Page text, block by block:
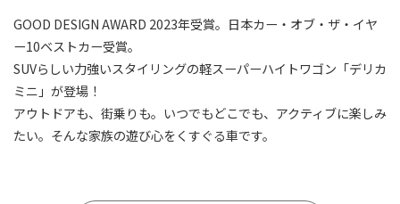
GOOD DESIGN AWARD 2023年受賞。日本カー・オブ・ザ・イヤ
ー10ベストカー受賞。
SUVらしい力強いスタイリングの軽スーパーハイトワゴン「デリカ
ミニ」が登場！
アウトドアも、街乗りも。いつでもどこでも、アクティブに楽しみ
たい。そんな家族の遊び心をくすぐる車です。